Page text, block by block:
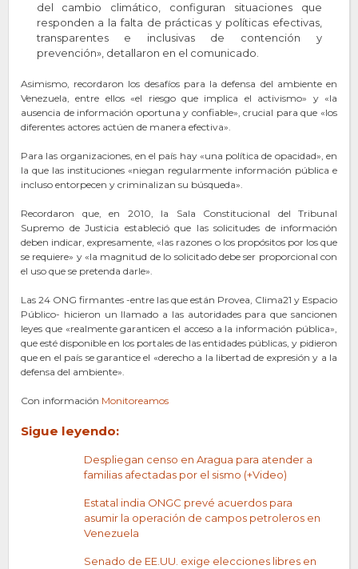
del cambio climático, configuran situaciones que
responden a la falta de prácticas y políticas efectivas,
transparentes e inclusivas de contención y
prevención», detallaron en el comunicado.
Asimismo, recordaron los desafíos para la defensa del ambiente en
Venezuela, entre ellos «el riesgo que implica el activismo» y «la
ausencia de información oportuna y confiable», crucial para que «los
diferentes actores actúen de manera efectiva».
Para las organizaciones, en el país hay «una política de opacidad», en
la que las instituciones «niegan regularmente información pública e
incluso entorpecen y criminalizan su búsqueda».
Recordaron que, en 2010, la Sala Constitucional del Tribunal
Supremo de Justicia estableció que las solicitudes de información
deben indicar, expresamente, «las razones o los propósitos por los que
se requiere» y «la magnitud de lo solicitado debe ser proporcional con
el uso que se pretenda darle».
Las 24 ONG firmantes -entre las que están Provea, Clima21 y Espacio
Público- hicieron un llamado a las autoridades para que sancionen
leyes que «realmente garanticen el acceso a la información pública»,
que esté disponible en los portales de las entidades públicas, y pidieron
que en el país se garantice el «derecho a la libertad de expresión y a la
defensa del ambiente».
Con información Monitoreamos
Sigue leyendo:
Despliegan censo en Aragua para atender a
familias afectadas por el sismo (+Video)
Estatal india ONGC prevé acuerdos para
asumir la operación de campos petroleros en
Venezuela
Senado de EE.UU. exige elecciones libres en